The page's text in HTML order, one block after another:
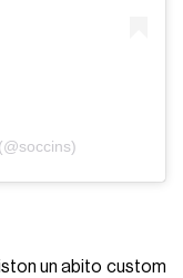
un abito custom